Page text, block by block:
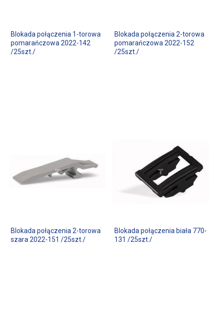
Blokada połączenia 1-torowa
pomarańczowa 2022-142
/25szt./
Blokada połączenia 2-torowa
pomarańczowa 2022-152
/25szt./
Blokada połączenia 2-torowa
szara 2022-151 /25szt./
Blokada połączenia biała 770-
131 /25szt./